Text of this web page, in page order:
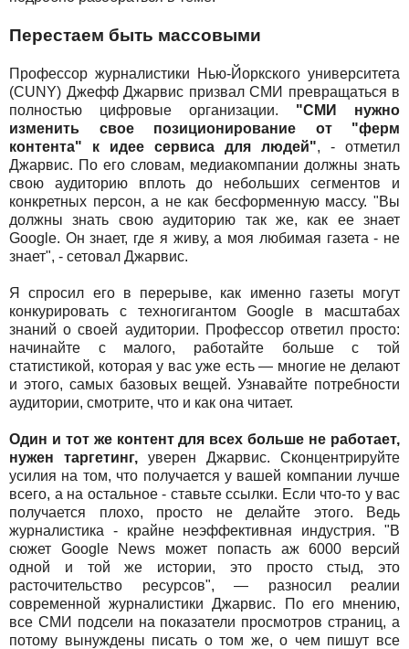
Перестаем быть массовыми
Профессор журналистики Нью-Йоркского университета
(CUNY) Джефф Джарвис призвал СМИ превращаться в
полностью цифровые организации. "СМИ нужно
изменить свое позиционирование от "ферм
контента" к идее сервиса для людей", - отметил
Джарвис. По его словам, медиакомпании должны знать
свою аудиторию вплоть до небольших сегментов и
конкретных персон, а не как бесформенную массу. "Вы
должны знать свою аудиторию так же, как ее знает
Google. Он знает, где я живу, а моя любимая газета - не
знает", - сетовал Джарвис.
Я спросил его в перерыве, как именно газеты могут
конкурировать с техногигантом Google в масштабах
знаний о своей аудитории. Профессор ответил просто:
начинайте с малого, работайте больше с той
статистикой, которая у вас уже есть — многие не делают
и этого, самых базовых вещей. Узнавайте потребности
аудитории, смотрите, что и как она читает.
Один и тот же контент для всех больше не работает,
нужен таргетинг, уверен Джарвис. Сконцентрируйте
усилия на том, что получается у вашей компании лучше
всего, а на остальное - ставьте ссылки. Если что-то у вас
получается плохо, просто не делайте этого. Ведь
журналистика - крайне неэффективная индустрия. "В
сюжет Google News может попасть аж 6000 версий
одной и той же истории, это просто стыд, это
расточительство ресурсов", — разносил реалии
современной журналистики Джарвис. По его мнению,
все СМИ подсели на показатели просмотров страниц, а
потому вынуждены писать о том же, о чем пишут все